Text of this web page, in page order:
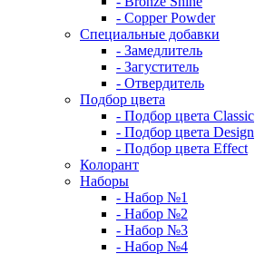
- Copper Powder
Специальные добавки
- Замедлитель
- Загуститель
- Отвердитель
Подбор цвета
- Подбор цвета Classic
- Подбор цвета Design
- Подбор цвета Effect
Колорант
Наборы
- Набор №1
- Набор №2
- Набор №3
- Набор №4